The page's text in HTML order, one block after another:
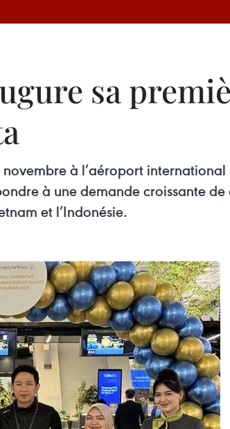
sa
à l’aéroport
à une demande croissante
et l’Indonésie.